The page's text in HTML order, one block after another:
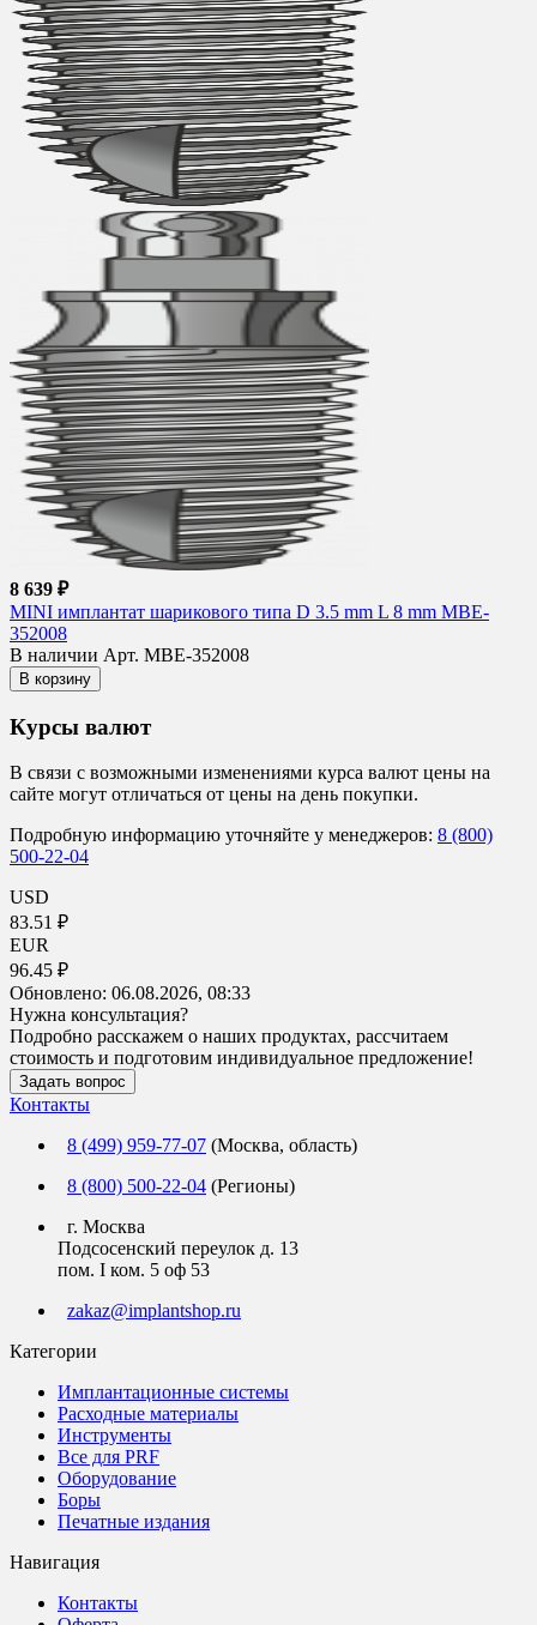
8 639 ₽
MINI имплантат шарикового типа D 3.5 mm L 8 mm MBE-
352008
В наличии Арт. MBE-352008
В корзину
Курсы валют
В связи с возможными изменениями курса валют цены на
сайте могут отличаться от цены на день покупки.
Подробную информацию уточняйте у менеджеров: 8 (800)
500-22-04
USD
83.51 ₽
EUR
96.45 ₽
Обновлено: 06.08.2026, 08:33
Нужна консультация?
Подробно расскажем о наших продуктах, рассчитаем
стоимость и подготовим индивидуальное предложение!
Задать вопрос
Контакты
8 (499) 959-77-07 (Москва, область)
8 (800) 500-22-04 (Регионы)
г. Москва
Подсосенский переулок д. 13
пом. I ком. 5 оф 53
zakaz@implantshop.ru
Категории
Имплантационные системы
Расходные материалы
Инструменты
Все для PRF
Оборудование
Боры
Печатные издания
Навигация
Контакты